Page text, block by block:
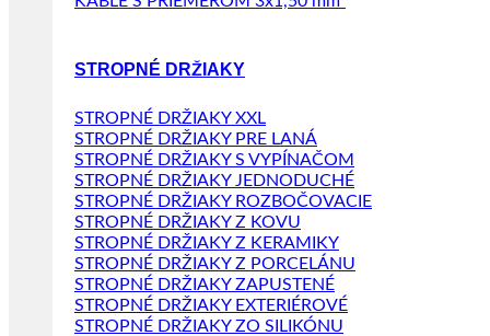
STROPNÉ DRŽIAKY
STROPNÉ DRŽIAKY XXL
STROPNÉ DRŽIAKY PRE LANÁ
STROPNÉ DRŽIAKY S VYPÍNAČOM
STROPNÉ DRŽIAKY JEDNODUCHÉ
STROPNÉ DRŽIAKY ROZBOČOVACIE
STROPNÉ DRŽIAKY Z KOVU
STROPNÉ DRŽIAKY Z KERAMIKY
STROPNÉ DRŽIAKY Z PORCELÁNU
STROPNÉ DRŽIAKY ZAPUSTENÉ
STROPNÉ DRŽIAKY EXTERIÉROVÉ
STROPNÉ DRŽIAKY ZO SILIKÓNU